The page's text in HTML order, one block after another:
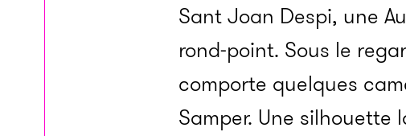
Sant Joan Despi, une
rond-point. Sous le
comporte quelques
Samper. Une